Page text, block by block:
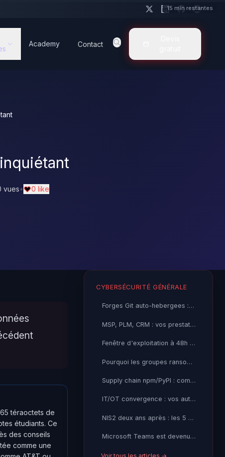
Academy Contact
vues• 0 like
téraoctets de
étudiants. Ce
des conseils
comme une
CYBERSÉCURITÉ GÉNÉRALE
Forges Git auto-hebergees : votre code source est la cible la plus sous-estimee de votre SI
MSP, PLM, CRM : vos prestataires sont devenus votre principale surface d'attaque
Fenêtre d'exploitation à 48h : le patch management traditionnel est mort
Pourquoi les groupes ransomware RaaS sont devenus impossibles à tuer
Supply chain npm/PyPI : comment les APT ont fait de votre pipeline CI/CD une autoroute d’accès
IT/OT convergence : vos automates industriels sont la prochaine cible des ransomwares
NIS2 deux ans après : les 5 erreurs de mise en conformité que je vois répéter partout
Microsoft Teams est devenu votre nouveau perimetre d'attaque
15 min restantes